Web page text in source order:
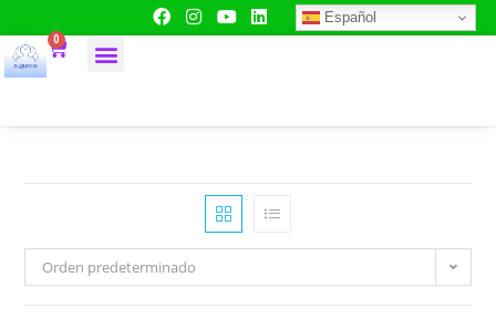
Español
0
Orden predeterminado